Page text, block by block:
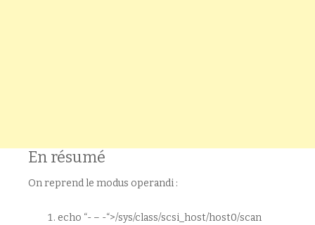
En résumé
On reprend le modus operandi :
echo “- – -“>/sys/class/scsi_host/host0/scan